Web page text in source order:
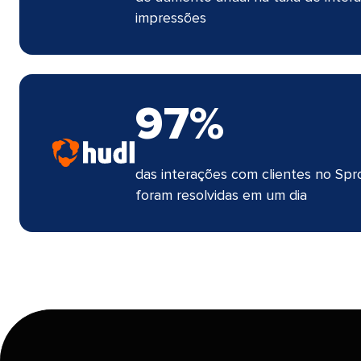
impressões​​
97%​​
das interações com clientes no
foram resolvidas em um dia​​